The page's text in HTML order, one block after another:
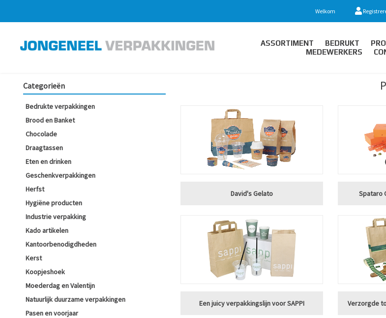
Welkom
ASSORTIMENT BEDRUKT
MEDEWERKERS
Categorieën
Bedrukte verpakkingen
Brood en Banket
Chocolade
Draagtassen
Eten en drinken
Geschenkverpakkingen
Herfst
Hygiëne producten
Industrie verpakking
Kado artikelen
Kantoorbenodigdheden
Kerst
Koopjeshoek
Moederdag en Valentijn
Natuurlijk duurzame verpakkingen
Pasen en voorjaar
David's Gelato Spataro
Een juicy verpakkingslijn voor SAPPI Verzorgde